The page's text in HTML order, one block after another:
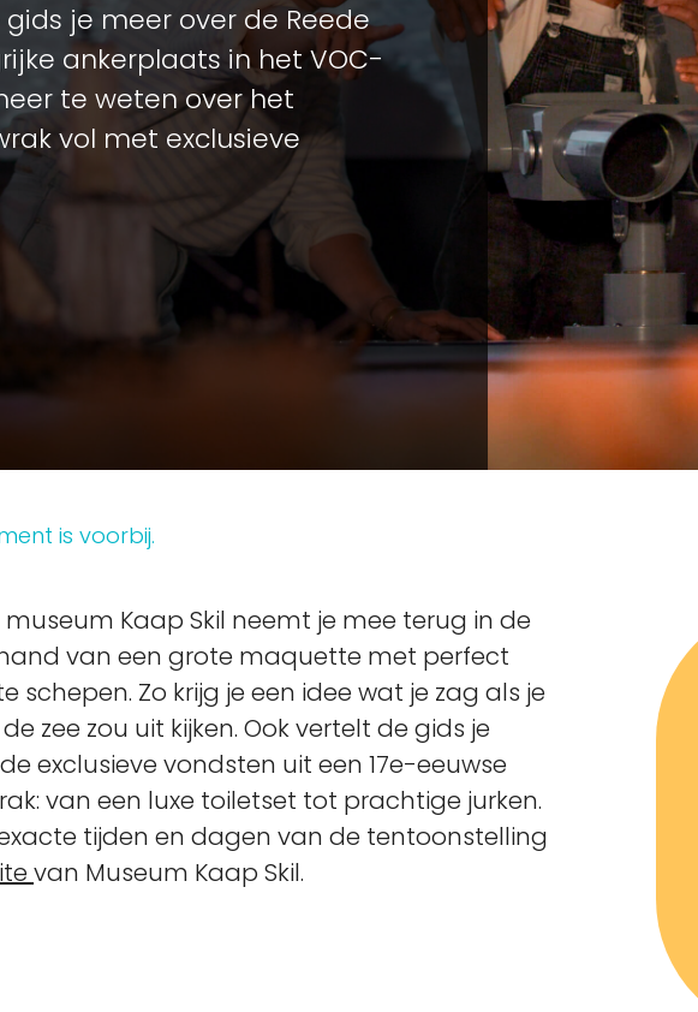
je meer over de Reede
ankerplaats in het VOC-
te weten over het
vol met exclusieve
is voorbij.
Kaap Skil neemt je mee terug in de
van een grote maquette met perfect
schepen. Zo krijg je een idee wat je zag als je
zee zou uit kijken. Ook vertelt de gids je
exclusieve vondsten uit een 17e-eeuwse
van een luxe toiletset tot prachtige jurken.
tijden en dagen van de tentoonstelling
van Museum Kaap Skil.